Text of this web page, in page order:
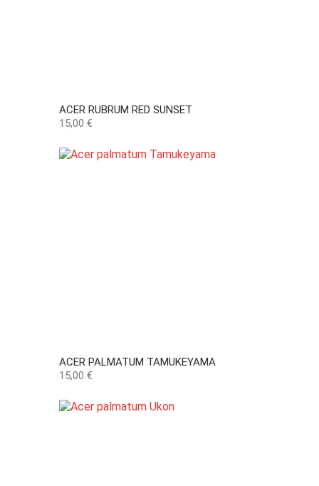
ACER RUBRUM RED SUNSET
Preço
15,00 €
ACER PALMATUM TAMUKEYAMA
Preço
15,00 €